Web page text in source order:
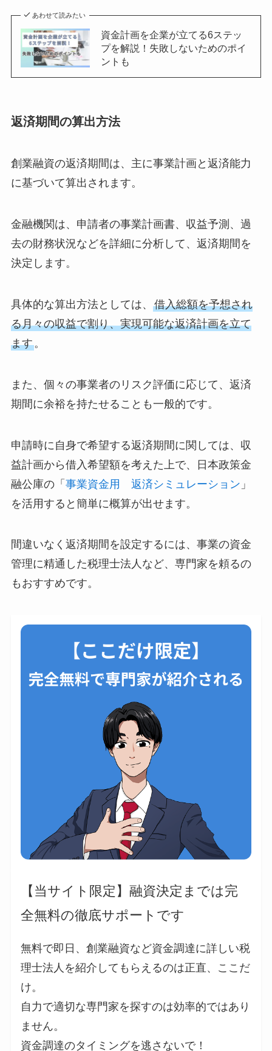
あわせて読みたい
資金計画を企業が立てる6ステッ
プを解説！失敗しないためのポイ
ントも
返済期間の算出方法
創業融資の返済期間は、主に事業計画と返済能力
に基づいて算出されます。
金融機関は、申請者の事業計画書、収益予測、過
去の財務状況などを詳細に分析して、返済期間を
決定します。
具体的な算出方法としては、 借入総額を予想され
る月々の収益で割り、実現可能な返済計画を立て
ます。
また、個々の事業者のリスク評価に応じて、返済
期間に余裕を持たせることも一般的です。
申請時に自身で希望する返済期間に関しては、収
益計画から借入希望額を考えた上で、日本政策金
融公庫の「 事業資金用 返済シミュレーション 」
を活用すると簡単に概算が出せます。
間違いなく返済期間を設定するには、事業の資金
管理に精通した税理士法人など、専門家を頼るの
もおすすめです。
【当サイト限定】融資決定までは完
全無料の徹底サポートです
無料で即日、創業融資など資金調達に詳しい税
理士法人を紹介してもらえるのは正直、ここだ
け。
自力で適切な専門家を探すのは効率的ではあり
ません。
資金調達のタイミングを逃さないで！